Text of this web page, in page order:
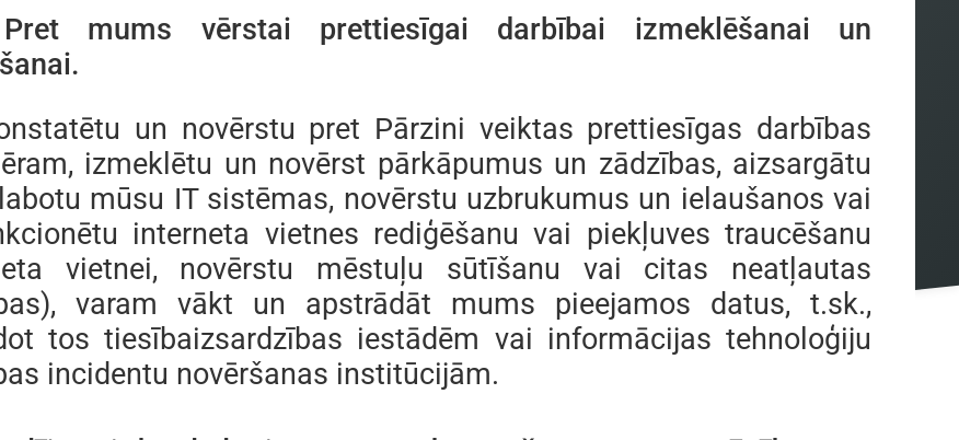
mums vērstai prettiesīgai darbībai izmeklēšanai un
un novērstu pret Pārzini veiktas prettiesīgas darbības
izmeklētu un novērst pārkāpumus un zādzības, aizsargātu
mūsu IT sistēmas, novērstu uzbrukumus un ielaušanos vai
interneta vietnes rediģēšanu vai piekļuves traucēšanu
vietnei, novērstu mēstuļu sūtīšanu vai citas neatļautas
varam vākt un apstrādāt mums pieejamos datus, t.sk.,
tos tiesībaizsardzības iestādēm vai informācijas tehnoloģiju
incidentu novēršanas institūcijām.